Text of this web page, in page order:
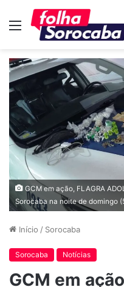
Menu
GCM em ação, FLAGRA
Sorocaba na noite de domingo
Início / Sorocaba
Sorocaba Notícias
GCM em